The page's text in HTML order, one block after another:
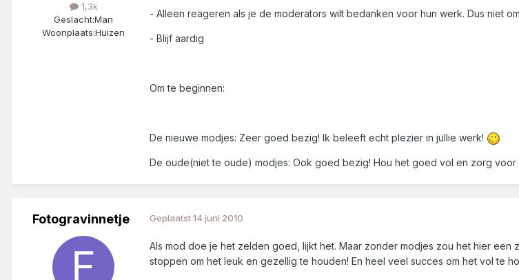
1,3k
Geslacht:Man
Woonplaats:Huizen
- Alleen reageren als je de moderators wilt bedanken voor hun werk. Dus niet
- Blijf aardig
Om te beginnen:
De nieuwe modjes: Zeer goed bezig! Ik beleeft echt plezier in jullie werk!
De oude(niet te oude) modjes: Ook goed bezig! Hou het goed vol en zorg voor
Fotogravinnetje Geplaatst14 juni 2010
Als mod doe je het zelden goed, lijkt het. Maar zonder modjes zou het hier
stoppen om het leuk en gezellig te houden! En heel veel succes om het vol te